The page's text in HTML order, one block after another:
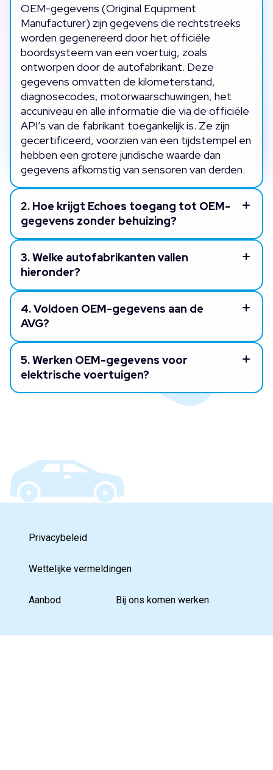
OEM-gegevens (Original Equipment
Manufacturer) zijn gegevens die rechtstreeks
worden gegenereerd door het officiële
boordsysteem van een voertuig, zoals
ontworpen door de autofabrikant. Deze
gegevens omvatten de kilometerstand,
diagnosecodes, motorwaarschuwingen, het
accuniveau en alle informatie die via de officiële
API’s van de fabrikant toegankelijk is. Ze zijn
gecertificeerd, voorzien van een tijdstempel en
hebben een grotere juridische waarde dan
gegevens afkomstig van sensoren van derden.
2. Hoe krijgt Echoes toegang tot OEM-
gegevens zonder behuizing?
3.Welke autofabrikanten vallen
hieronder?
4.Voldoen OEM-gegevens aan de
AVG?
5.Werken OEM-gegevens voor
elektrische voertuigen?
Privacybeleid
Wettelijke vermeldingen
Aanbod Bij ons komen werken